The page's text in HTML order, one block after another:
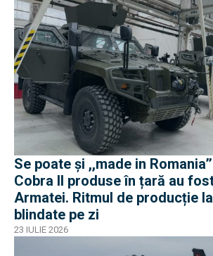
Se poate și ,,made in
Cobra II produse în țară au
Armatei. Ritmul de producție
blindate pe zi
23 IULIE 2026